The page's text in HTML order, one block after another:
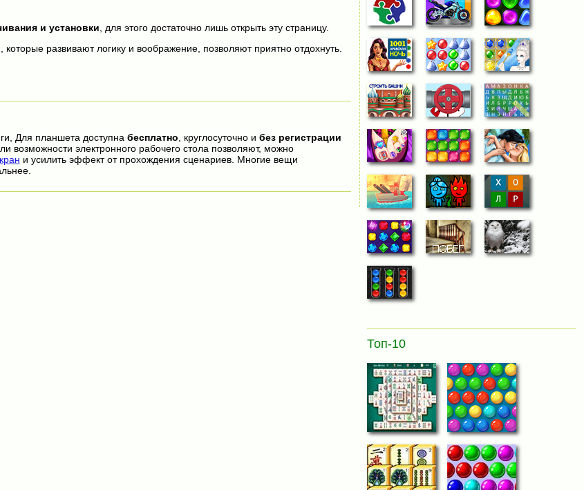
и установки , для этого достаточно лишь открыть эту страницу.
, которые развивают логику и воображение, позволяют приятно отдохнуть.
Для планшета доступна бесплатно, круглосуточно и без регистрации
возможности электронного рабочего стола позволяют, можно
и усилить эффект от прохождения сценариев. Многие вещи
Топ-10